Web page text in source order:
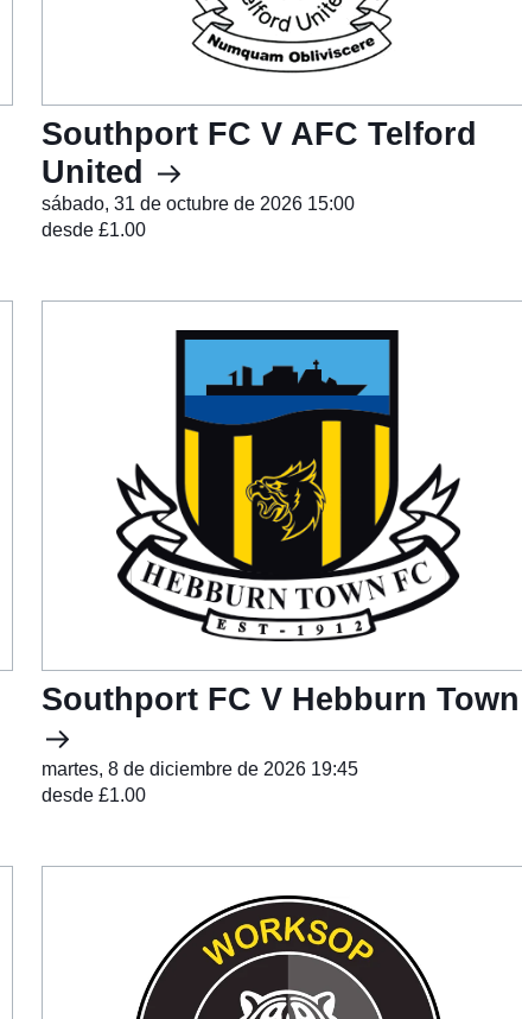
Southport FC V AFC Telford
United
sábado, 31 de octubre de 2026 15:00
desde £1.00
Southport FC V Hebburn Town
martes, 8 de diciembre de 2026 19:45
desde £1.00